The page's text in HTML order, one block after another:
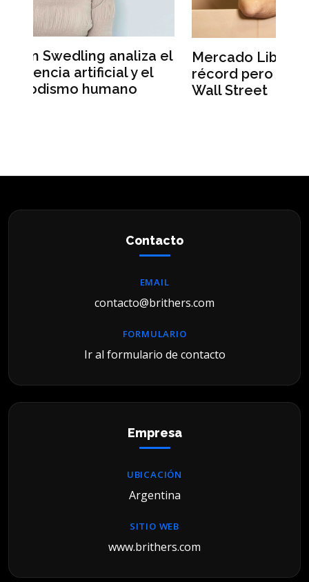
Mercado Libre registra ingresos
récord pero sus acciones caen en
Wall Street
Contacto
EMAIL
contacto@brithers.com
FORMULARIO
Ir al formulario de contacto
Empresa
UBICACIÓN
Argentina
SITIO WEB
www.brithers.com